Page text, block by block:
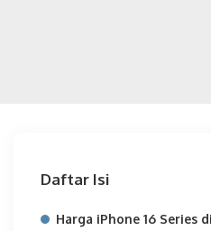
Daftar Isi
Harga iPhone 16 Series